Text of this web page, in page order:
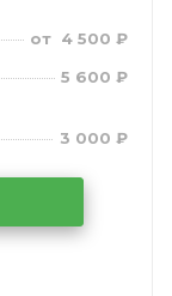
от 4 500 ₽
5 600 ₽
3 000 ₽